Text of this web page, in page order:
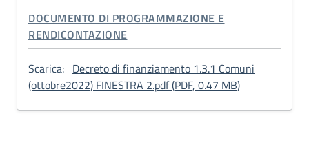
CATEGORIA CORRELATA:
DOCUMENTO DI PROGRAMMAZIONE E
RENDICONTAZIONE
Scarica: Decreto di finanziamento 1.3.1 Comuni
(ottobre2022) FINESTRA 2.pdf (PDF, 0.47 MB): Decreto di